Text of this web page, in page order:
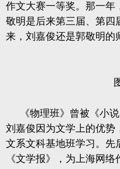
作文大赛一等奖。那一年
敬明是后来第三届、第四
来，刘嘉俊还是郭敬明的
《物理班》曾被《小
刘嘉俊因为文学上的优势
文系文科基地班学习。先
《文学报》，为上海网络